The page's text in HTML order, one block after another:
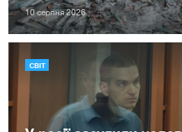
10 серпня 2026
СВІТ